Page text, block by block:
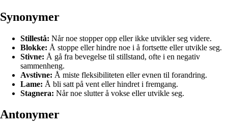
Synonymer
Stillestå: Når noe stopper opp eller ikke utvikler seg videre.
Blokke: Å stoppe eller hindre noe i å fortsette eller utvikle seg.
Stivne: Å gå fra bevegelse til stillstand, ofte i en negativ
sammenheng.
Avstivne: Å miste fleksibiliteten eller evnen til forandring.
Lame: Å bli satt på vent eller hindret i fremgang.
Stagnera: Når noe slutter å vokse eller utvikle seg.
Antonymer